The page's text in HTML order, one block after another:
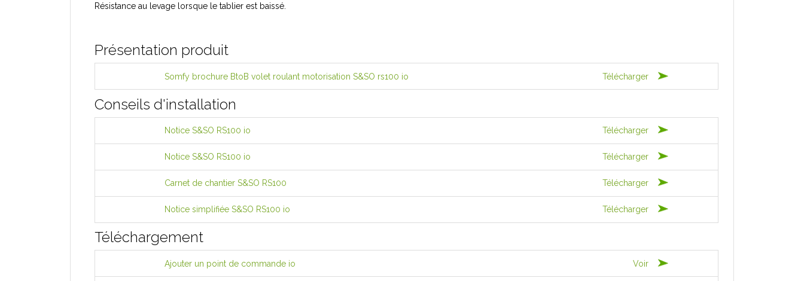
Résistance au levage lorsque le tablier est baissé.
Présentation produit
Somfy brochure BtoB volet roulant motorisation S&SO rs100 io Télécharger
Conseils d'installation
Notice S&SO RS100 io Télécharger
Notice S&SO RS100 io Télécharger
Carnet de chantier S&SO RS100 Télécharger
Notice simplifiée S&SO RS100 io Télécharger
Téléchargement
Ajouter un point de commande io Voir